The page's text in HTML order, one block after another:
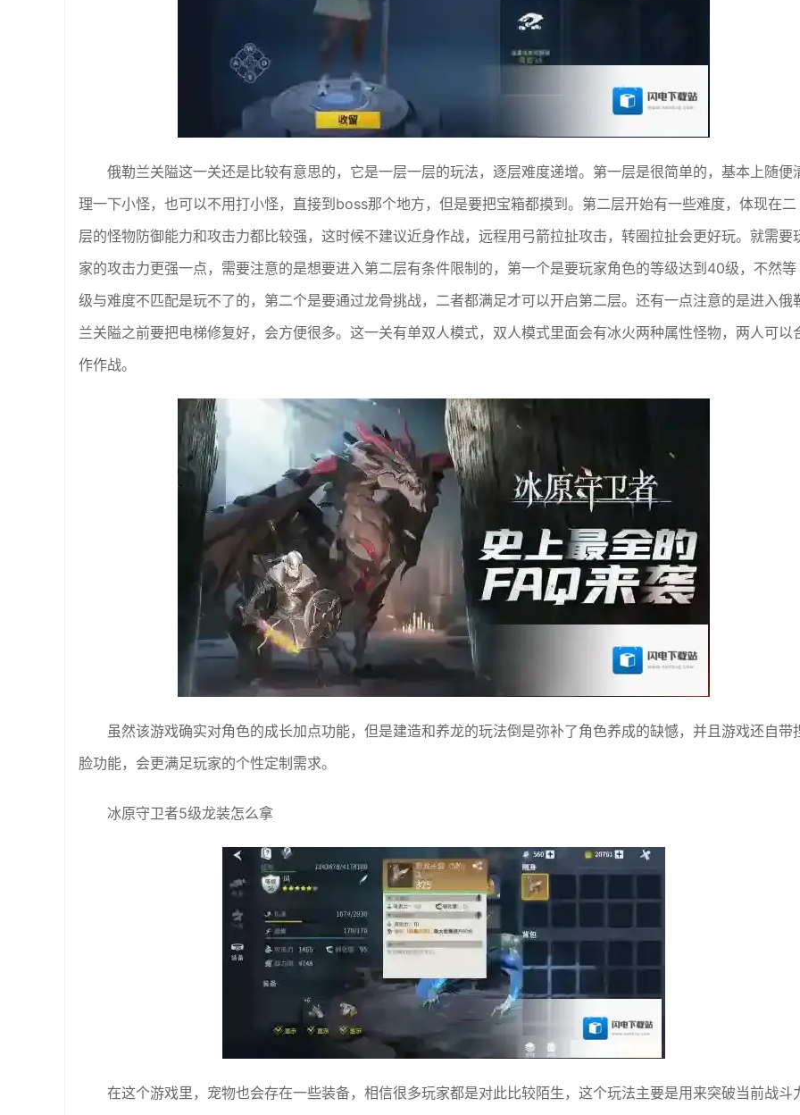
俄勒兰关隘这一关还是比较有意思的，它是一层一层的玩法，逐层难度递增。第一层是很简单的，基本上随便
理一下小怪，也可以不用打小怪，直接到boss那个地方，但是要把宝箱都摸到。第二层开始有一些难度，体现在二
层的怪物防御能力和攻击力都比较强，这时候不建议近身作战，远程用弓箭拉扯攻击，转圈拉扯会更好玩。就需要
家的攻击力更强一点，需要注意的是想要进入第二层有条件限制的，第一个是要玩家角色的等级达到40级，不然等
级与难度不匹配是玩不了的，第二个是要通过龙骨挑战，二者都满足才可以开启第二层。还有一点注意的是进入俄
兰关隘之前要把电梯修复好，会方便很多。这一关有单双人模式，双人模式里面会有冰火两种属性怪物，两人可以
作作战。
虽然该游戏确实对角色的成长加点功能，但是建造和养龙的玩法倒是弥补了角色养成的缺憾，并且游戏还自带
脸功能，会更满足玩家的个性定制需求。
冰原守卫者5级龙装怎么拿
在这个游戏里，宠物也会存在一些装备，相信很多玩家都是对此比较陌生，这个玩法主要是用来突破当前战斗